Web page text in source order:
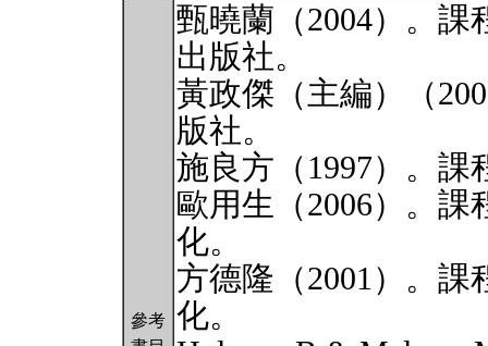
參考
甄曉蘭（2004）。
出版社。
黃政傑（主編）（
版社。
施良方（1997）。
歐用生（2006）。
化。
方德隆（2001）。
化。